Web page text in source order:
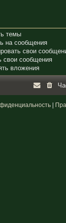
темы
на сообщения
свои
свои сообщения
вложения